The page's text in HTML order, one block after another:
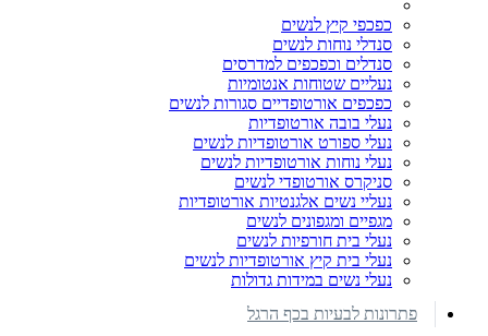
כפכפי קיץ לנשים
סנדלי נוחות לנשים
סנדלים וכפכפים למדרסים
נעליים שטוחות אנטומיות
כפכפים אורטופדיים סגורות לנשים
נעלי בובה אורטופדיות
נעלי ספורט אורטופדיות לנשים
נעלי נוחות אורטופדיות לנשים
סניקרס אורטופדי לנשים
נעליי נשים אלגנטיות אורטופדיות
מגפיים ומגפונים לנשים
נעלי בית חורפיות לנשים
נעלי בית קיץ אורטופדיות לנשים
נעלי נשים במידות גדולות
פתרונות לבעיות בכף הרגל